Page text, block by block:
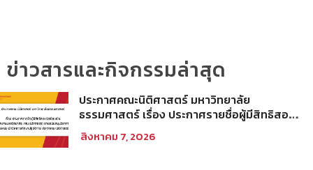
ข่าวสารและกิจกรรมล่าสุด
ประกาศคณะนิติศาสตร์ มหาวิทยาลัย
ธรรมศาสตร์ เรื่อง ประกาศรายชื่อผู้มีสิทธิสอบ
ข้อเขียนเป็น พนักงานมหาวิทยาลัย (คณะ
นิติศาสตร์) สายสนับสนุนวิชาการ ตำแหน่ง นัก
สิงหาคม 7, 2026